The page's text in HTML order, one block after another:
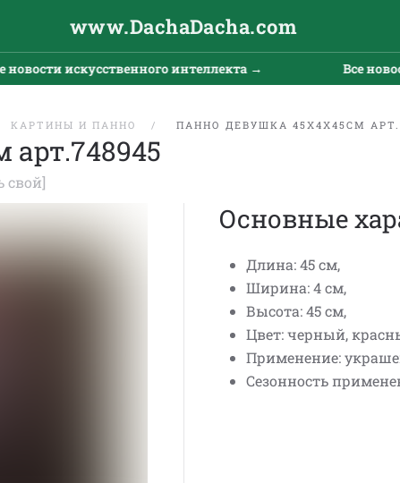
www.DachaDacha.com
искусственного интеллекта → Все
КАРТИНЫ И ПАННО ПАННО ДЕВУШКА 45Х4Х45СМ
свой]
Основные
Длина: 45 см,
Ширина: 4 см,
Высота: 45 см,
Цвет: черный,
Применение:
Сезонность